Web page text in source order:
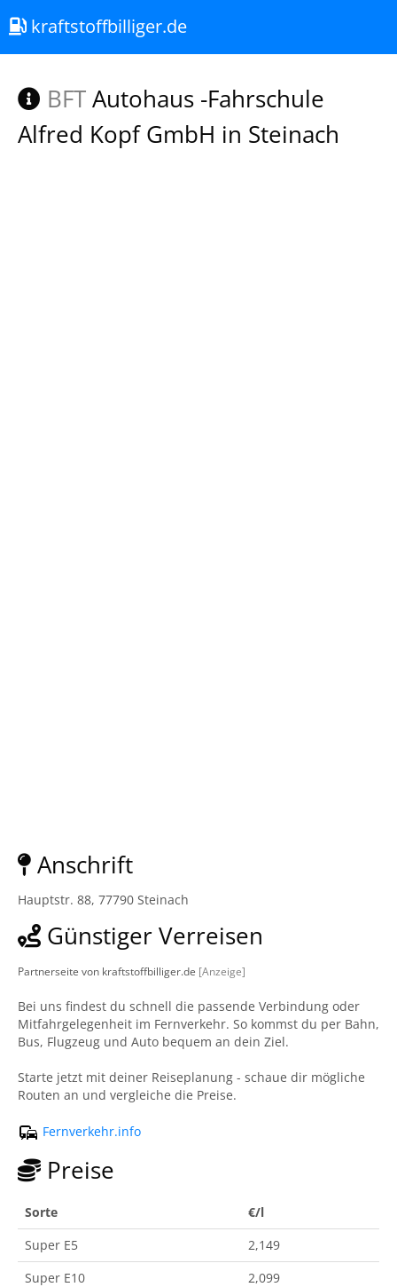
kraftstoffbilliger.de
BFTAutohaus -Fahrschule
Alfred Kopf GmbH in Steinach
Anschrift
Hauptstr. 88, 77790 Steinach
Günstiger Verreisen
Partnerseite von kraftstoffbilliger.de [Anzeige]
Bei uns findest du schnell die passende Verbindung oder
Mitfahrgelegenheit im Fernverkehr. So kommst du per Bahn,
Bus, Flugzeug und Auto bequem an dein Ziel.
Starte jetzt mit deiner Reiseplanung - schaue dir mögliche
Routen an und vergleiche die Preise.
Fernverkehr.info
Preise
Sorte
€/l
Super E5
2,149
Super E10
2,099